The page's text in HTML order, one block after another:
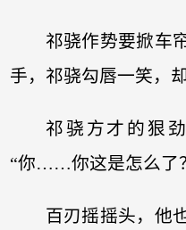
祁骁作势要掀车
手，祁骁勾唇一笑，
祁骁方才的狠
“你……你这是怎么了
百刃摇摇头，他